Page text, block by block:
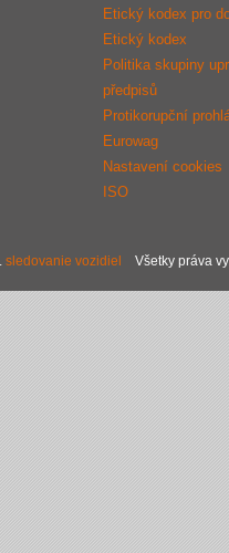
Etický kodex pro
Etický kodex
Politika skupiny
předpisů
Protikorupční
Eurowag
Nastavení cookies
ISO
sledovanie vozidiel Všetky práva